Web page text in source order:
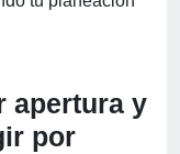
apertura y
por